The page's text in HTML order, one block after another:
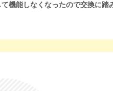
機能しなくなったので交換に踏